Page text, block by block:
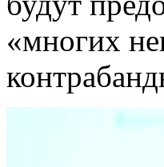
«многих